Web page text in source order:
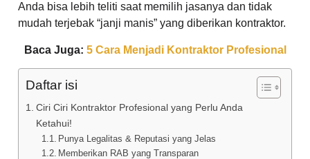
Anda bisa lebih teliti saat memilih jasanya dan tidak
mudah terjebak “janji manis” yang diberikan kontraktor.
Baca Juga: 5 Cara Menjadi Kontraktor Profesional
Daftar isi
Ciri Ciri Kontraktor Profesional yang Perlu Anda
Ketahui!
Punya Legalitas & Reputasi yang Jelas
Memberikan RAB yang Transparan